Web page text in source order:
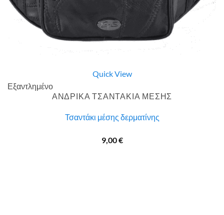
Quick View
Εξαντλημένο
ΑΝΔΡΙΚΑ ΤΣΑΝΤΑΚΙΑ ΜΕΣΗΣ
Τσαντάκι μέσης δερματίνης
9,00€